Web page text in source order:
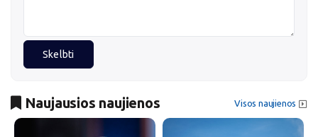
Skelbti
Naujausios naujienos Visos naujienos